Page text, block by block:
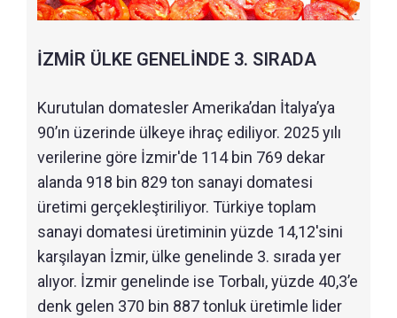
İZMİR ÜLKE GENELİNDE 3. SIRADA
Kurutulan domatesler Amerika’dan İtalya’ya
90’ın üzerinde ülkeye ihraç ediliyor. 2025 yılı
verilerine göre İzmir'de 114 bin 769 dekar
alanda 918 bin 829 ton sanayi domatesi
üretimi gerçekleştiriliyor. Türkiye toplam
sanayi domatesi üretiminin yüzde 14,12'sini
karşılayan İzmir, ülke genelinde 3. sırada yer
alıyor. İzmir genelinde ise Torbalı, yüzde 40,3’e
denk gelen 370 bin 887 tonluk üretimle lider